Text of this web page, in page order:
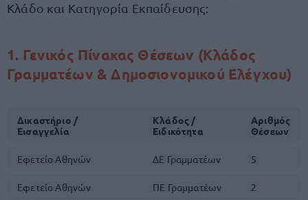
Κλάδο και Κατηγορία Εκπαίδευσης:
1. Γενικός Πίνακας Θέσεων (Κλάδος
Γραμματέων & Δημοσιονομικού Ελέγχου)
Δικαστήριο /
Εισαγγελία
Κλάδος /
Ειδικότητα
Αριθμός
Θέσεων
Εφετείο Αθηνών ΔΕ Γραμματέων 5
Εφετείο Αθηνών ΠΕ Γραμματέων 2